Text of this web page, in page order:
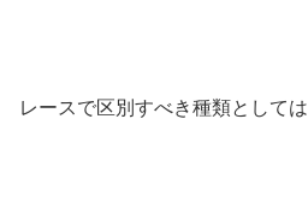
レースで区別すべき種類としては